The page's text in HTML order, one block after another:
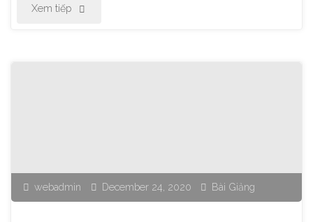
Xem tiếp "Thờ
Tháng
webadmin December 24, 2020 Bài Giảng